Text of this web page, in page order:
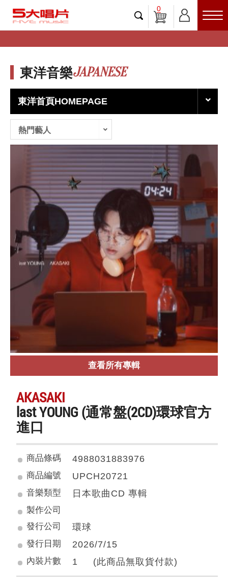
0
東洋音樂JAPANESE
東洋首頁HOMEPAGE
熱門藝人
查看所有專輯
AKASAKI
last YOUNG (通常盤(2CD)環球官方
進口
商品條碼 4988031883976
商品編號 UPCH20721
音樂類型 日本歌曲CD 專輯
製作公司
發行公司
環球
發行日期 2026/7/15
內裝片數 1 (此商品無取貨付款)